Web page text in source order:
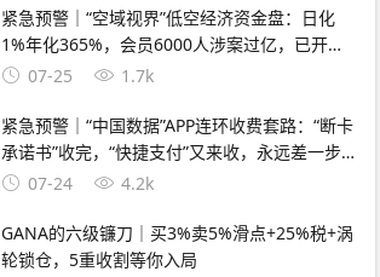
紧急预警｜“空域视界”低空经济资金盘：日化
1%年化365%，会员6000人涉案过亿，已开始
单割封号——智航智引怎么崩的，它就怎么崩
07-25 1.7k
紧急预警｜“中国数据”APP连环收费套路：“断卡
承诺书”收完，“快捷支付”又来收，永远差一步
的回报07-24 4.2k
GANA的六级镰刀｜买3%卖5%滑点+25%税+涡
轮锁仓，5重收割等你入局